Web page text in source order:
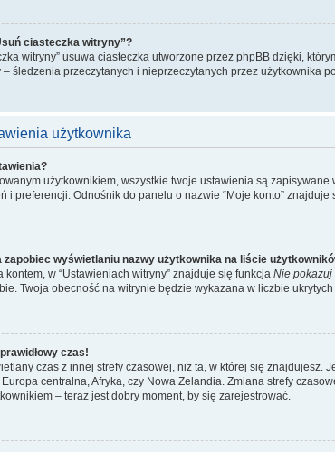
ciasteczka witryny”?
witryny” usuwa ciasteczka utworzone przez phpBB dzięki,
śledzenia przeczytanych i nieprzeczytanych przez użytkownika
użytkownika
użytkownikiem, wszystkie twoje ustawienia są
i preferencji. Odnośnik do panelu o nazwie “Moje konto” znajduje
zapobiec wyświetlaniu nazwy użytkownika na liście
w “Ustawieniach witryny” znajduje się funkcja Nie pokazuj
Twoja obecność na witrynie będzie wykazana w liczbie ukrytych
czas!
czas z innej strefy czasowej, niż ta, w której się znajdujesz.
centralna, Afryka, czy Nowa Zelandia. Zmiana strefy
– teraz jest dobry moment, by się zarejestrować.